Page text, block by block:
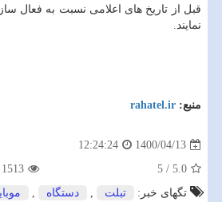
قبل از تاریخ های اعلامی نسبت به فعال
نمایند.
منبع: rahatel.ir
1400/04/13
12:24:24
5.0
/
5
1513
تگهای خبر:
تبلت , دستگاه ,